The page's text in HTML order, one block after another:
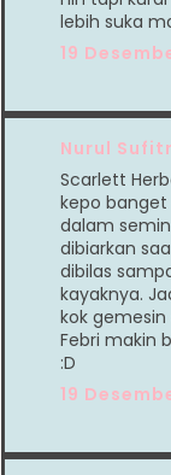
lebih suka
19
Nurul
Scarlett
kepo banget
dalam
dibiarkan
dibilas
kayaknya.
kok
Febri makin
:D
19